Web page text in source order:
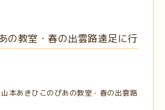
の教室・春の出雲路遠足に行
本あきひこのぴあの教室・春の出雲路